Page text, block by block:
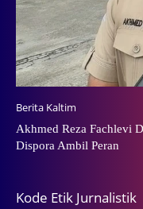
Berita Kaltim
Akhmed Reza Fachlevi
Dispora Ambil Peran
Kode Etik Jurnalistik